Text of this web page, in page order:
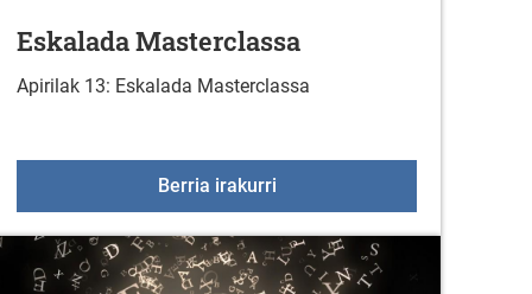
Eskalada Masterclassa
Apirilak 13: Eskalada Masterclassa
Berria irakurriEskalada Masterclassa